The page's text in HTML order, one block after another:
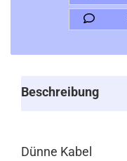
Beschreibung
Dünne Kabel